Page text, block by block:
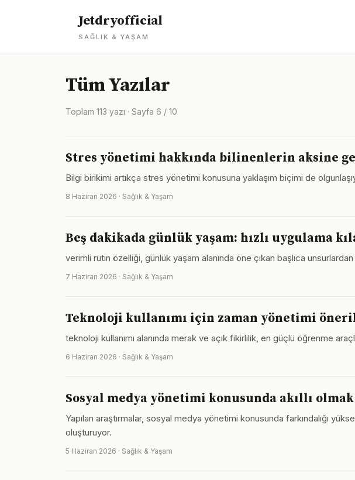
Jetdryofficial
SAĞLIK & YAŞAM
Tüm Yazılar
Toplam 113 yazı · Sayfa 6 / 10
Stres yönetimi hakkında bilinenlerin aksine
Bilgi birikimi artıkça stres yönetimi konusuna yaklaşım biçimi de
8 Haziran 2026 · Sağlık & Yaşam
Beş dakikada günlük yaşam: hızlı uygulama
verimli rutin özelliği, günlük yaşam alanında öne çıkan başlıca
7 Haziran 2026 · Sağlık & Yaşam
Teknoloji kullanımı için zaman yönetimi
teknoloji kullanımı alanında merak ve açık fikirlilik, en güçlü öğrenme
6 Haziran 2026 · Sağlık & Yaşam
Sosyal medya yönetimi konusunda akıllı
Yapılan araştırmalar, sosyal medya yönetimi konusunda farkındalığı
oluşturuyor.
5 Haziran 2026 · Sağlık & Yaşam